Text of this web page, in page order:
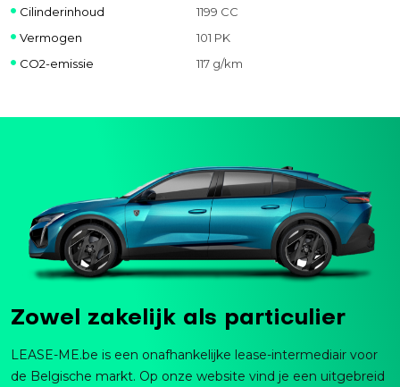
Cilinderinhoud
1199 CC
Vermogen
101 PK
CO2-emissie
117 g/km
Zowel zakelijk als particulier
LEASE-ME.be is een onafhankelijke lease-intermediair voor
de Belgische markt. Op onze website vind je een uitgebreid